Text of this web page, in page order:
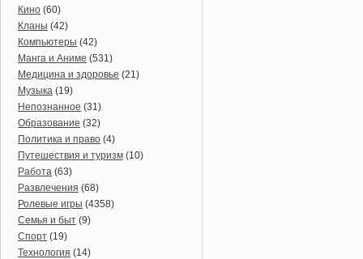
Кино (60)
Кланы (42)
Компьютеры (42)
Манга и Аниме (531)
Медицина и здоровье (21)
Музыка (19)
Непознанное (31)
Образование (32)
Политика и право (4)
Путешествия и туризм (10)
Работа (63)
Развлечения (68)
Ролевые игры (4358)
Семья и быт (9)
Спорт (19)
Технология (14)